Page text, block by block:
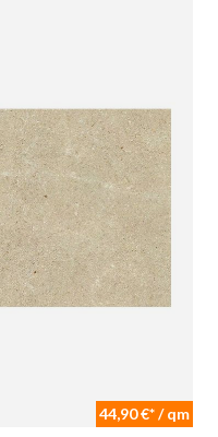
44,90 €* / qm